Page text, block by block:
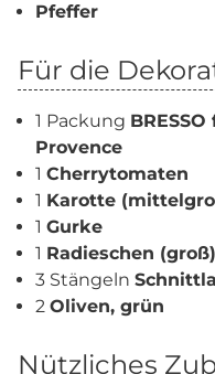
Pfeffer
Für die
1 Packung
Provence
1 Cherrytomaten
1 Karotte
1 Gurke
1 Radieschen (groß)
3 Stängeln
2 Oliven, grün
Nützliches